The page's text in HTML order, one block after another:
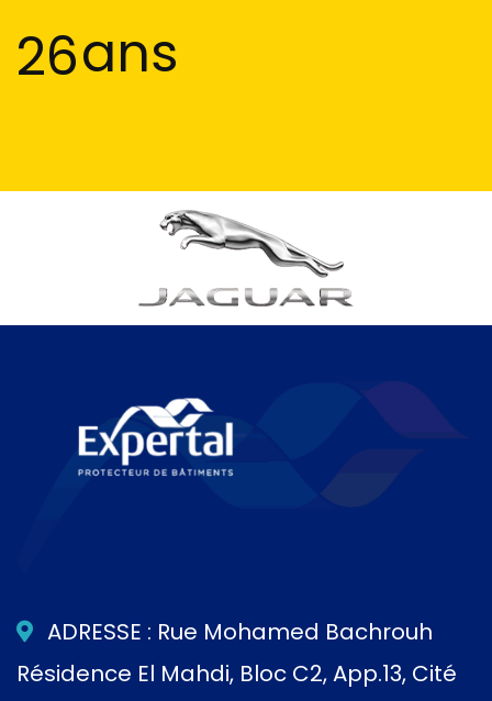
26ans
ADRESSE : Rue Mohamed Bachrouh
Résidence El Mahdi, Bloc C2, App.13, Cité